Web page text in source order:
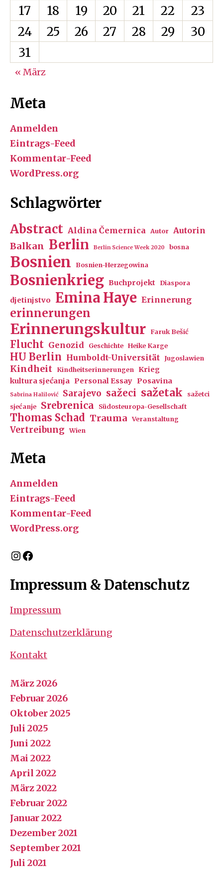
17
18 19 20 21 22
23
24
25 26 27 28 29
30
31
« März
Meta
Anmelden
Eintrags-Feed
Kommentar-Feed
WordPress.org
Schlagwörter
Abstract Aldina Čemernica Autor Autorin
Balkan Berlin Berlin Science Week 2020 bosna
Bosnien Bosnien-Herzegowina
Bosnienkrieg Buchprojekt Diaspora
djetinjstvo Emina Haye Erinnerung
erinnerungen
Erinnerungskultur Faruk Bešić
Flucht Genozid Geschichte Heike Karge
HU Berlin Humboldt-Universität Jugoslawien
Kindheit Kindheitserinnerungen
Krieg
kultura sjećanja Personal Essay Posavina
Sabrina Halilović Sarajevo sažeci sažetak
sažetci
sjećanje
Srebrenica Südosteuropa-Gesellschaft
Thomas Schad Trauma Veranstaltung
Vertreibung Wien
Meta
Anmelden
Eintrags-Feed
Kommentar-Feed
WordPress.org
Instagram
Facebook
Impressum & Datenschutz
Impressum
Datenschutzerklärung
Kontakt
März 2026
Februar 2026
Oktober 2025
Juli 2025
Juni 2022
Mai 2022
April 2022
März 2022
Februar 2022
Januar 2022
Dezember 2021
September 2021
Juli 2021